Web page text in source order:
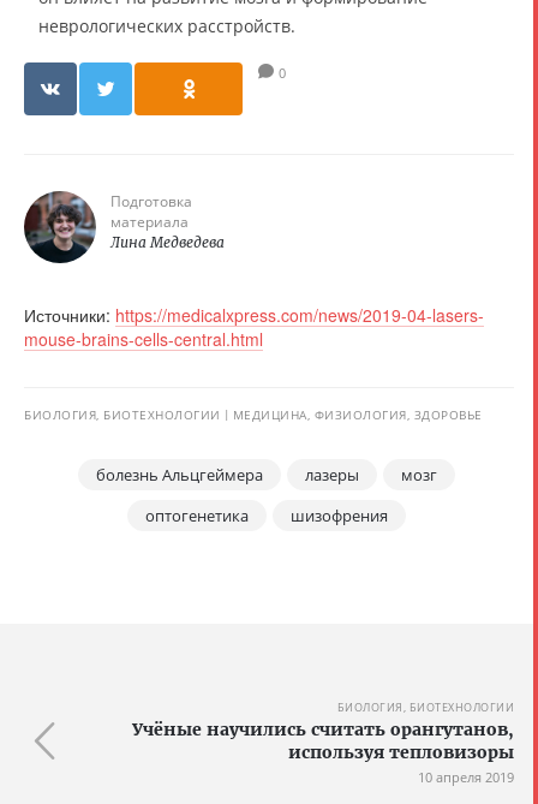
неврологических расстройств.
0
Подготовка
материала
Лина Медведева
Источники: https://medicalxpress.com/news/2019-04-lasers-
mouse-brains-cells-central.html
БИОЛОГИЯ, БИОТЕХНОЛОГИИ МЕДИЦИНА, ФИЗИОЛОГИЯ, ЗДОРОВЬЕ
болезнь Альцгеймера лазеры
мозг
оптогенетика
шизофрения
БИОЛОГИЯ, БИОТЕХНОЛОГИИ
Учёные научились считать орангутанов,
используя тепловизоры
10 апреля 2019